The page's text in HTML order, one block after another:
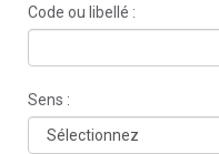
Code ou libellé :
Sens :